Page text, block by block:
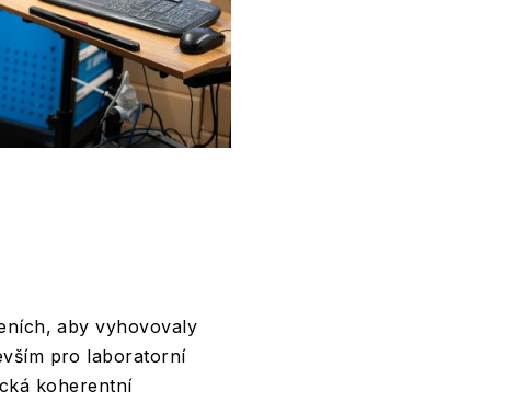
aby vyhovovaly
pro laboratorní
koherentní